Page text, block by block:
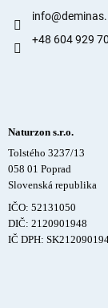
info@
+48 604 929
Naturzon s.r.o.
Tolstého 3237/13
058 01 Poprad
Slovenská republika
IČO: 52131050
DIČ: 2120901948
IČ DPH: